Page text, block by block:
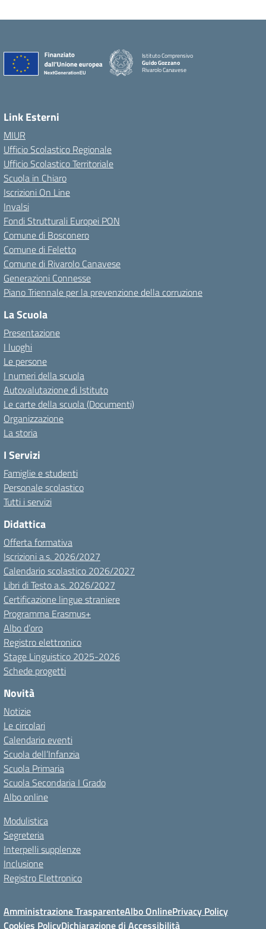
Istituto Comprensivo
Guido Gozzano
Rivarolo Canavese
Link Esterni
MIUR
Ufficio Scolastico Regionale
Ufficio Scolastico Territoriale
Scuola in Chiaro
Iscrizioni On Line
Invalsi
Fondi Strutturali Europei PON
Comune di Bosconero
Comune di Feletto
Comune di Rivarolo Canavese
Generazioni Connesse
Piano Triennale per la prevenzione della corruzione
La Scuola
Presentazione
I luoghi
Le persone
I numeri della scuola
Autovalutazione di Istituto
Le carte della scuola (Documenti)
Organizzazione
La storia
I Servizi
Famiglie e studenti
Personale scolastico
Tutti i servizi
Didattica
Offerta formativa
Iscrizioni a.s. 2026/2027
Calendario scolastico 2026/2027
Libri di Testo a.s. 2026/2027
Certificazione lingue straniere
Programma Erasmus+
Albo d’oro
Registro elettronico
Stage Linguistico 2025-2026
Schede progetti
Novità
Notizie
Le circolari
Calendario eventi
Scuola dell’Infanzia
Scuola Primaria
Scuola Secondaria I Grado
Albo online
Modulistica
Segreteria
Interpelli supplenze
Inclusione
Registro Elettronico
Amministrazione TrasparenteAlbo OnlinePrivacy Policy
Cookies PolicyDichiarazione di Accessibilità